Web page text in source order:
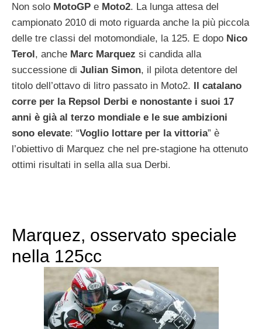
Non solo MotoGP e Moto2. La lunga attesa del
campionato 2010 di moto riguarda anche la più piccola
delle tre classi del motomondiale, la 125. E dopo Nico
Terol, anche Marc Marquez si candida alla
successione di Julian Simon, il pilota detentore del
titolo dell’ottavo di litro passato in Moto2. Il catalano
corre per la Repsol Derbi e nonostante i suoi 17
anni è già al terzo mondiale e le sue ambizioni
sono elevate: “Voglio lottare per la vittoria” è
l’obiettivo di Marquez che nel pre-stagione ha ottenuto
ottimi risultati in sella alla sua Derbi.
Marquez, osservato speciale
nella 125cc